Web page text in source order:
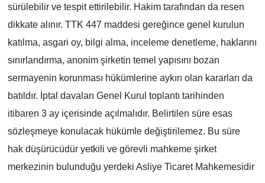
sürülebilir ve tespit ettirilebilir. Hakim tarafından da resen
dikkate alınır. TTK 447 maddesi gereğince genel kurulun
katılma, asgari oy, bilgi alma, inceleme denetleme, haklarını
sınırlandırma, anonim şirketin temel yapısını bozan
sermayenin korunması hükümlerine aykırı olan kararları da
batıldır. İptal davaları Genel Kurul toplantı tarihinden
itibaren 3 ay içerisinde açılmalıdır. Belirtilen süre esas
sözleşmeye konulacak hükümle değiştirilemez. Bu süre
hak düşürücüdür yetkili ve görevli mahkeme şirket
merkezinin bulunduğu yerdeki Asliye Ticaret Mahkemesidir